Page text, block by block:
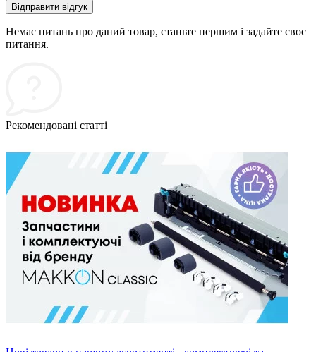
Відправити відгук
Немає питань про даний товар, станьте першим і задайте своє
питання.
Рекомендовані статті